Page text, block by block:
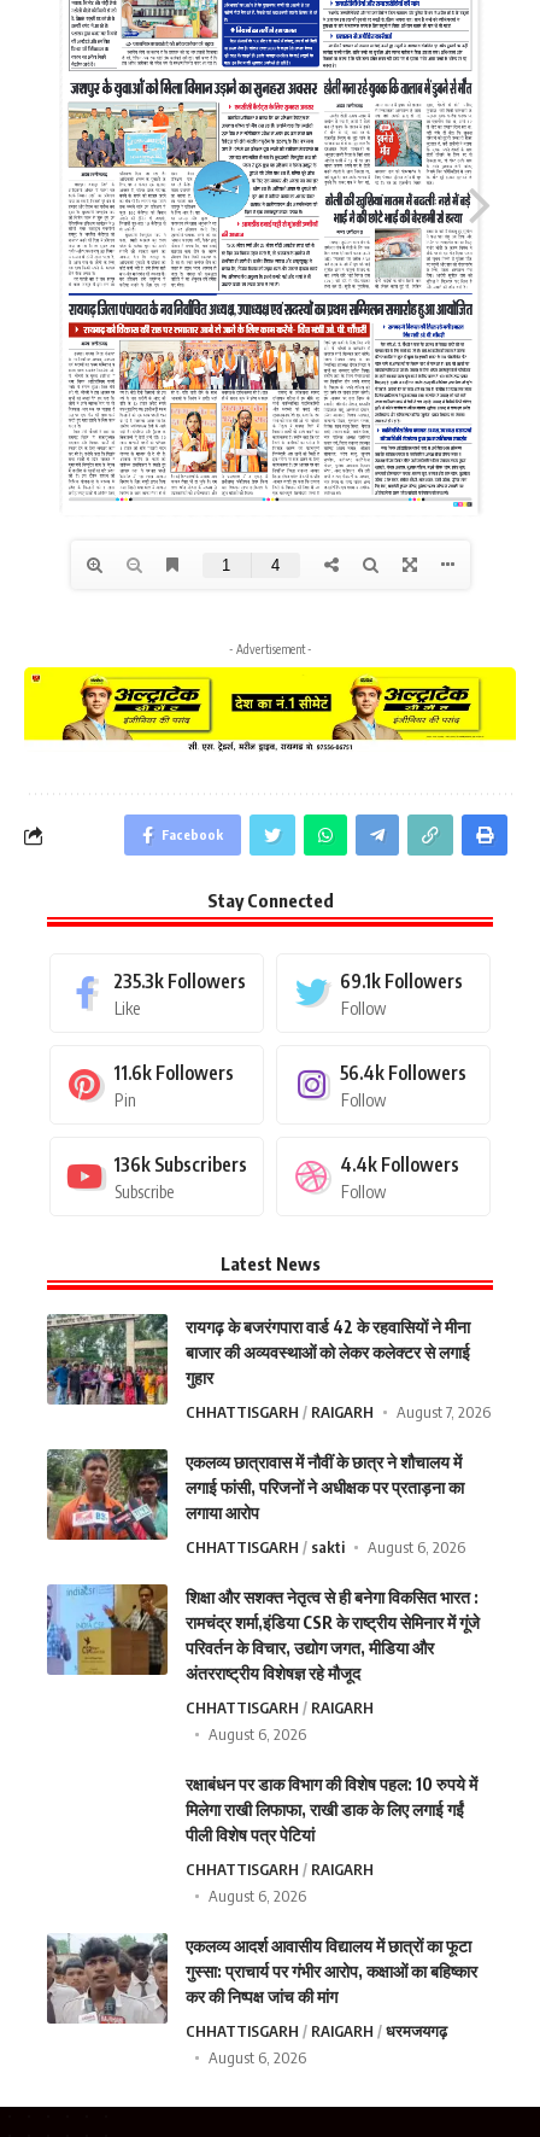
- Advertisement -
Facebook
Stay Connected
235.3k Followers
Like
69.1k Followers
Follow
11.6k Followers
Pin
56.4k Followers
Follow
136k Subscribers
Subscribe
4.4k Followers
Follow
Latest News
रायगढ़ के बजरंगपारा वार्ड 42 के रहवासियों ने मीना
बाजार की अव्यवस्थाओं को लेकर कलेक्टर से लगाई
गुहार
CHHATTISGARH RAIGARH August 7, 2026
एकलव्य छात्रावास में नौवीं के छात्र ने शौचालय में
लगाई फांसी, परिजनों ने अधीक्षक पर प्रताड़ना का
लगाया आरोप
CHHATTISGARH sakti August 6, 2026
शिक्षा और सशक्त नेतृत्व से ही बनेगा विकसित भारत :
रामचंद्र शर्मा,इंडिया CSR के राष्ट्रीय सेमिनार में गूंजे
परिवर्तन के विचार, उद्योग जगत, मीडिया और
अंतरराष्ट्रीय विशेषज्ञ रहे मौजूद
CHHATTISGARH
RAIGARH
August 6, 2026
रक्षाबंधन पर डाक विभाग की विशेष पहल: 10 रुपये में
मिलेगा राखी लिफाफा, राखी डाक के लिए लगाई गईं
पीली विशेष पत्र पेटियां
CHHATTISGARH
RAIGARH
August 6, 2026
एकलव्य आदर्श आवासीय विद्यालय में छात्रों का फूटा
गुस्सा: प्राचार्य पर गंभीर आरोप, कक्षाओं का बहिष्कार
कर की निष्पक्ष जांच की मांग
CHHATTISGARH RAIGARH
धरमजयगढ़
August 6, 2026